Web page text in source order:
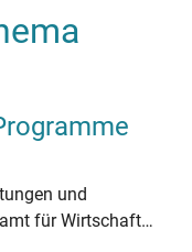
und
für Wirtschaft